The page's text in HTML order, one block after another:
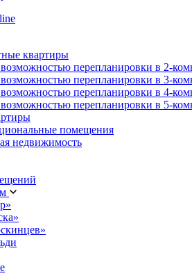
квартиры
перепланировки в 2-
перепланировки в 3-
перепланировки в 4-
перепланировки в 5-
помещения
недвижимость